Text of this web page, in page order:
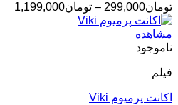
تومان299,000
– تومان1,199,000
مشاهده
ناموجود
فیلم
اکانت پرمیوم Viki